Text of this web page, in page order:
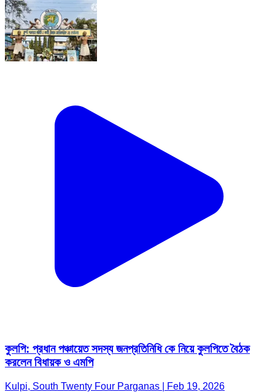
কুলপি: প্রধান পঞ্চায়েত সদস্য জনপ্রতিনিধি কে নিয়ে কুলপিতে বৈঠক
করলেন বিধায়ক ও এমপি
Kulpi, South Twenty Four Parganas | Feb 19, 2026